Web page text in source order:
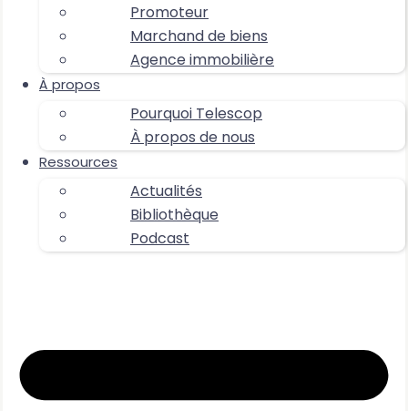
Promoteur
Marchand de biens
Agence immobilière
À propos
Pourquoi Telescop
À propos de nous
Ressources
Actualités
Bibliothèque
Podcast